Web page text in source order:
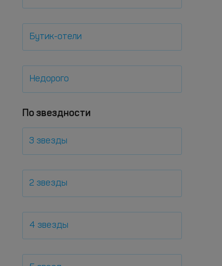
Бутик-отели
Недорого
По звездности
3 звезды
2 звезды
4 звезды